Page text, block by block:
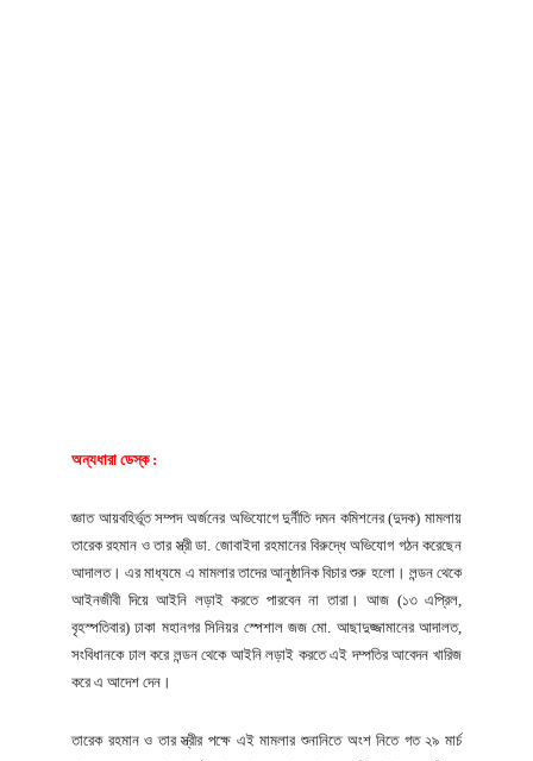
অন্যধারা ডেস্ক :
জ্ঞাত আয়বহির্ভূত সম্পদ অর্জনের অভিযোগে দুর্নীতি দমন কমিশনের (দুদক) মামলায়
তারেক রহমান ও তার স্ত্রী ডা. জোবাইদা রহমানের বিরুদ্ধে অভিযোগ গঠন করেছেন
আদালত। এর মাধ্যমে এ মামলার তাদের আনুষ্ঠানিক বিচার শুরু হলো। লন্ডন থেকে
আইনজীবী দিয়ে আইনি লড়াই করতে পারবেন না তারা। আজ (১৩ এপ্রিল,
বৃহস্পতিবার) ঢাকা মহানগর সিনিয়র স্পেশাল জজ মো. আছাদুজ্জামানের আদালত,
সংবিধানকে ঢাল করে লন্ডন থেকে আইনি লড়াই করতে এই দম্পতির আবেদন খারিজ
করে এ আদেশ দেন।
তারেক রহমান ও তার স্ত্রীর পক্ষে এই মামলার শুনানিতে অংশ নিতে গত ২৯ মার্চ